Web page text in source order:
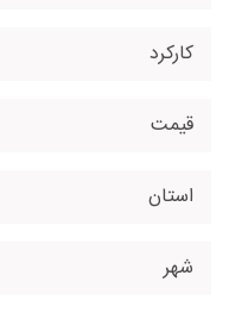
کارکرد
قیمت
استان
شهر